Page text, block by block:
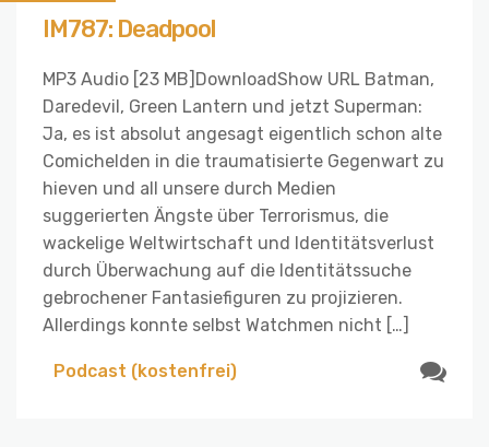
IM787: Deadpool
MP3 Audio [23 MB]DownloadShow URL Batman,
Daredevil, Green Lantern und jetzt Superman:
Ja, es ist absolut angesagt eigentlich schon alte
Comichelden in die traumatisierte Gegenwart zu
hieven und all unsere durch Medien
suggerierten Ängste über Terrorismus, die
wackelige Weltwirtschaft und Identitätsverlust
durch Überwachung auf die Identitätssuche
gebrochener Fantasiefiguren zu projizieren.
Allerdings konnte selbst Watchmen nicht […]
Podcast (kostenfrei)